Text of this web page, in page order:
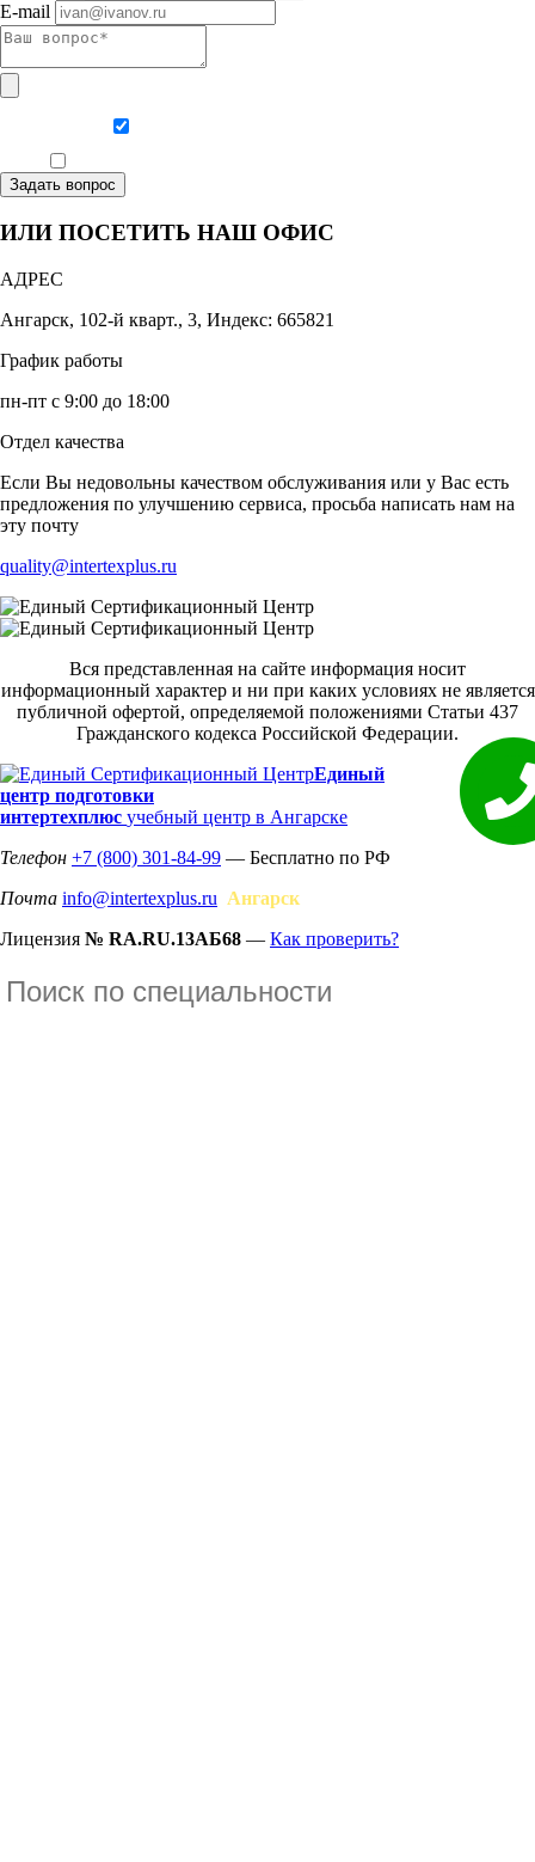
E-mail
Задать вопрос
ИЛИ ПОСЕТИТЬ НАШ ОФИС
АДРЕС
Ангарск, 102-й кварт., 3, Индекс: 665821
График работы
пн-пт с 9:00 до 18:00
Отдел качества
Если Вы недовольны качеством обслуживания или у Вас есть
предложения по улучшению сервиса, просьба написать нам на
эту почту
quality@intertexplus.ru
Вся представленная на сайте информация носит
информационный характер и ни при каких условиях не является
публичной офертой, определяемой положениями Статьи 437
Гражданского кодекса Российской Федерации.
Единый
центр подготовки
интертехплюс учебный центр в Ангарске
Телефон +7 (800) 301-84-99 — Бесплатно по РФ
Почта info@intertexplus.ru Ангарск
Лицензия № RA.RU.13АБ68 — Как проверить?